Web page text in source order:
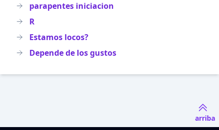
parapentes iniciacion
R
Estamos locos?
Depende de los gustos
arriba